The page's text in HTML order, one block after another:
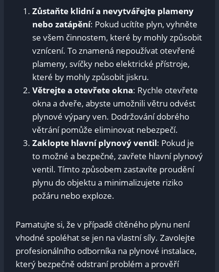
Zůstaňte klidní a nevytvářejte plameny
nebo zatápění: Pokud ucítíte plyn, vyhněte
se všem činnostem, které by mohly způsobit
vznícení. To znamená nepoužívat otevřené
plameny, svíčky nebo elektrické přístroje,
které by mohly způsobit jiskru.
Větrejte a otevřete okna: Rychle otevřete
okna a dveře, abyste umožnili větru odvést
plynové výpary ven. Dodržování dobrého
větrání pomůže eliminovat nebezpečí.
Zaklopte hlavní plynový ventil: Pokud je
to možné a bezpečné, zavřete hlavní plynový
ventil. Tímto způsobem zastavíte proudění
plynu do objektu a minimalizujete riziko
požáru nebo exploze.
Pamatujte si, že v případě cítěného plynu není
vhodné spoléhat se jen na vlastní síly. Zavolejte
profesionálního odborníka na plynové instalace,
který bezpečně odstraní problém a prověří